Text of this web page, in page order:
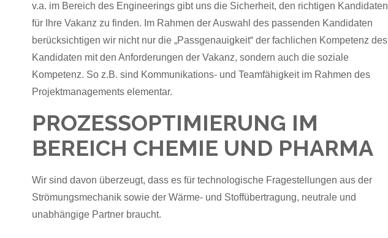
v.a. im Bereich des Engineerings gibt uns die Sicherheit, den richtigen Kandidaten
für Ihre Vakanz zu finden. Im Rahmen der Auswahl des passenden Kandidaten
berücksichtigen wir nicht nur die „Passgenauigkeit“ der fachlichen Kompetenz des
Kandidaten mit den Anforderungen der Vakanz, sondern auch die soziale
Kompetenz. So z.B. sind Kommunikations- und Teamfähigkeit im Rahmen des
Projektmanagements elementar.
PROZESSOPTIMIERUNG IM
BEREICH CHEMIE UND PHARMA
Wir sind davon überzeugt, dass es für technologische Fragestellungen aus der
Strömungsmechanik sowie der Wärme- und Stoffübertragung, neutrale und
unabhängige Partner braucht.